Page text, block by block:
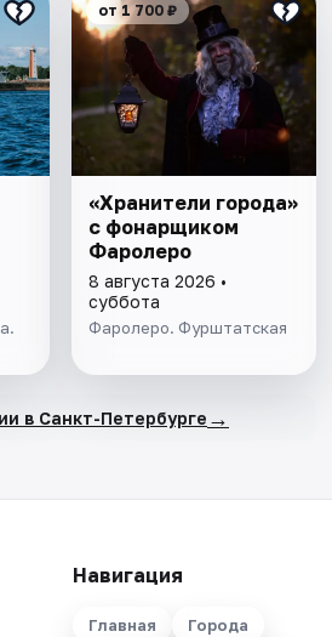
от 1 700 ₽
«Хранители города»
с фонарщиком
Фаролеро
8 августа 2026 •
суббота
Фаролеро. Фурштатская
в Санкт-Петербурге →
Навигация
Главная
Города